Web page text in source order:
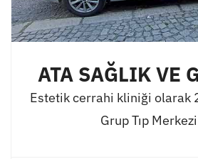
ATA SAĞLIK VE
Estetik cerrahi kliniği olarak
Grup Tıp